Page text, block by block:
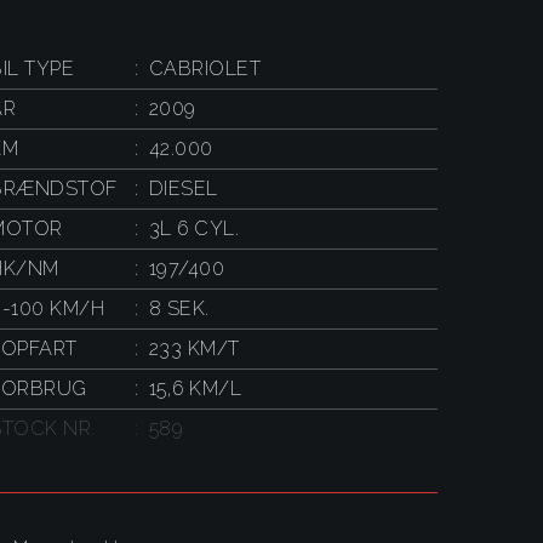
TYPE
CABRIOLET
2009
42.000
DIESEL
3L 6 CYL.
NM
197/400
100 KM/H
8 SEK.
233 KM/T
15,6 KM/L
NR.
589